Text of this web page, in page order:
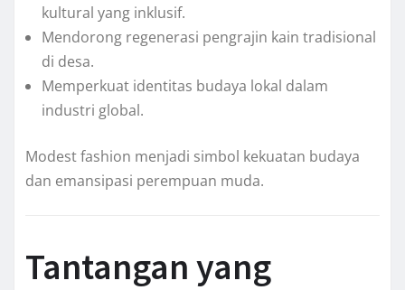
kultural yang inklusif.
Mendorong regenerasi pengrajin kain tradisional
di desa.
Memperkuat identitas budaya lokal dalam
industri global.
Modest fashion menjadi simbol kekuatan budaya
dan emansipasi perempuan muda.
Tantangan yang